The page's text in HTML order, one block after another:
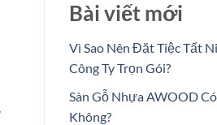
Bài viết mới
Vì Sao Nên Đặt Tiệc Tất
Công Ty Trọn Gói?
Sàn Gỗ Nhựa AWOOD
Không?